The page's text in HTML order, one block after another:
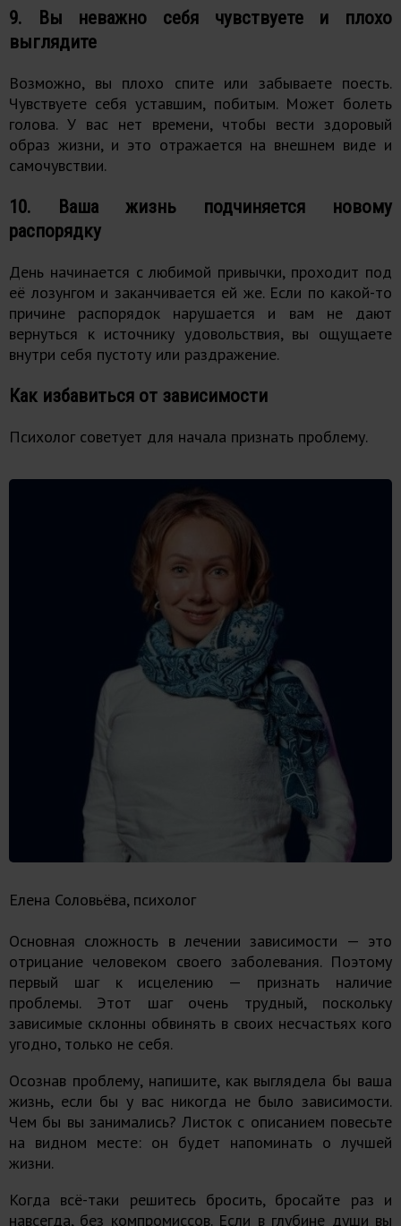
9. Вы неважно себя чувствуете и плохо
выглядите
Возможно, вы плохо спите или забываете поесть.
Чувствуете себя уставшим, побитым. Может болеть
голова. У вас нет времени, чтобы вести здоровый
образ жизни, и это отражается на внешнем виде и
самочувствии.
10. Ваша жизнь подчиняется новому
распорядку
День начинается с любимой привычки, проходит под
её лозунгом и заканчивается ей же. Если по какой-то
причине распорядок нарушается и вам не дают
вернуться к источнику удовольствия, вы ощущаете
внутри себя пустоту или раздражение.
Как избавиться от зависимости
Психолог советует для начала признать проблему.
Елена Соловьёва, психолог
Основная сложность в лечении зависимости — это
отрицание человеком своего заболевания. Поэтому
первый шаг к исцелению — признать наличие
проблемы. Этот шаг очень трудный, поскольку
зависимые склонны обвинять в своих несчастьях кого
угодно, только не себя.
Осознав проблему, напишите, как выглядела бы ваша
жизнь, если бы у вас никогда не было зависимости.
Чем бы вы занимались? Листок с описанием повесьте
на видном месте: он будет напоминать о лучшей
жизни.
Когда всё-таки решитесь бросить, бросайте раз и
навсегда, без компромиссов. Если в глубине души вы